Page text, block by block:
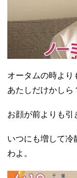
オータムの時より
あたしだけかしら
お顔が前よりも引
いつにも増して冷
わよ。